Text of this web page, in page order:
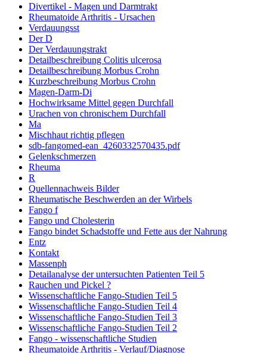
Divertikel - Magen und Darmtrakt
Rheumatoide Arthritis - Ursachen
Verdauungsst
Der D
Der Verdauungstrakt
Detailbeschreibung Colitis ulcerosa
Detailbeschreibung Morbus Crohn
Kurzbeschreibung Morbus Crohn
Magen-Darm-Di
Hochwirksame Mittel gegen Durchfall
Urachen von chronischem Durchfall
Ma
Mischhaut richtig pflegen
sdb-fangomed-ean_4260332570435.pdf
Gelenkschmerzen
Rheuma
R
Quellennachweis Bilder
Rheumatische Beschwerden an der Wirbels
Fango f
Fango und Cholesterin
Fango bindet Schadstoffe und Fette aus der Nahrung
Entz
Kontakt
Massenph
Detailanalyse der untersuchten Patienten Teil 5
Rauchen und Pickel ?
Wissenschaftliche Fango-Studien Teil 5
Wissenschaftliche Fango-Studien Teil 4
Wissenschaftliche Fango-Studien Teil 3
Wissenschaftliche Fango-Studien Teil 2
Fango - wissenschaftliche Studien
Rheumatoide Arthritis - Verlauf/Diagnose